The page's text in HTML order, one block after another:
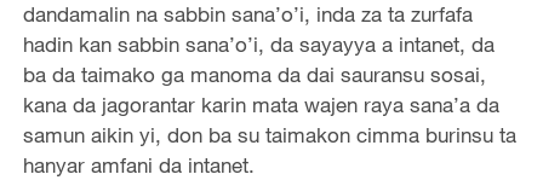
dandamalin na sabbin sana’o’i, inda za ta zurfafa
hadin kan sabbin sana’o’i, da sayayya a intanet, da
ba da taimako ga manoma da dai sauransu sosai,
kana da jagorantar karin mata wajen raya sana’a da
samun aikin yi, don ba su taimakon cimma burinsu ta
hanyar amfani da intanet.